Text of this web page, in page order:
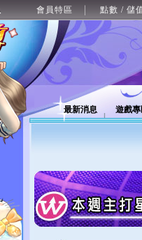
會員特區 點數 / 儲
最新消息 遊戲